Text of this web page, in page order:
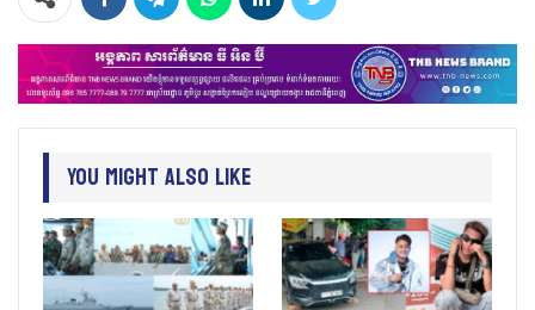
You Might Also Like